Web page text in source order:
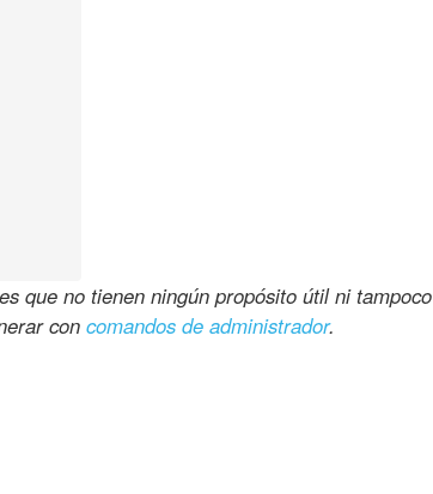
que no tienen ningún propósito útil ni tampoco
con comandos de administrador.